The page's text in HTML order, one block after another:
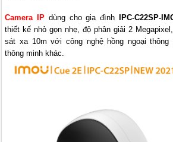
Camera IP dùng cho gia đình IPC-C22SP-
thiết kế nhỏ gọn nhẹ, độ phân giải 2
sát xa 10m với công nghệ hồng ngoại
thông minh khác.